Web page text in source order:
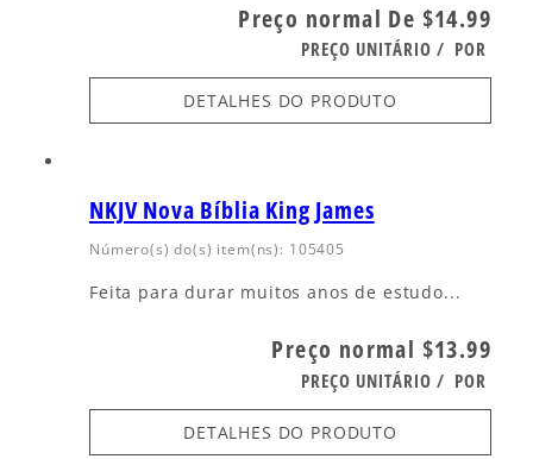
Preço normal De $14.99
PREÇO UNITÁRIO / POR
DETALHES DO PRODUTO
NKJV Nova Bíblia King James
Número(s) do(s) item(ns): 105405
Feita para durar muitos anos de estudo...
Preço normal $13.99
PREÇO UNITÁRIO / POR
DETALHES DO PRODUTO